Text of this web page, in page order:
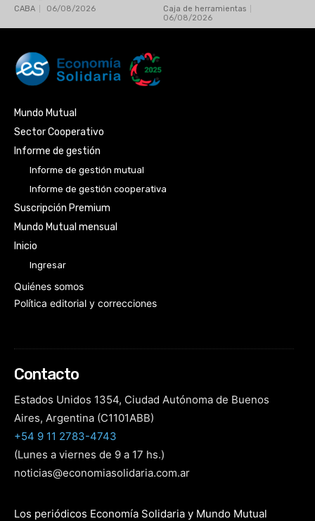
CABA 06/08/2026
Caja de herramientas
06/08/2026
Mundo Mutual
Sector Cooperativo
Informe de gestión
Informe de gestión mutual
Informe de gestión cooperativa
Suscripción Premium
Mundo Mutual mensual
Inicio
Ingresar
Quiénes somos
Política editorial y correcciones
Contacto
Estados Unidos 1354, Ciudad Autónoma de Buenos
Aires, Argentina (C1101ABB)
+54 9 11 2783-4743
(Lunes a viernes de 9 a 17 hs.)
noticias@economiasolidaria.com.ar
Los periódicos Economía Solidaria y Mundo Mutual